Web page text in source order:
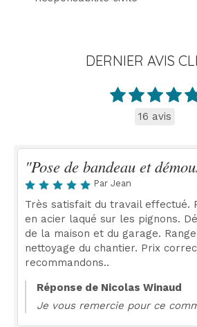
DERNIER AVIS
16 avis
"Pose de bandeau et
Par Jean
Très satisfait du travail effectué.
en acier laqué sur les pignons.
de la maison et du garage.
nettoyage du chantier. Prix
recommandons..
Réponse de Nicolas Winaud
Je vous remercie pour ce